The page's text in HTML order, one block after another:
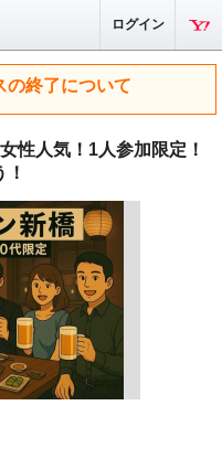
ログイン
の終了について
性人気！1人参加限定！